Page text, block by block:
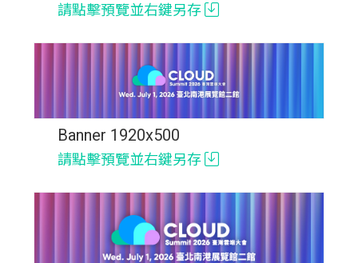
請點擊預覽並右鍵另存
Banner 1920x500
請點擊預覽並右鍵另存